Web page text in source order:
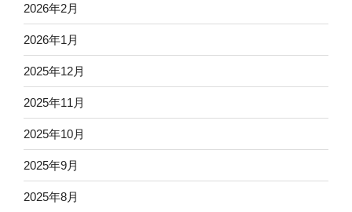
2026年2月
2026年1月
2025年12月
2025年11月
2025年10月
2025年9月
2025年8月